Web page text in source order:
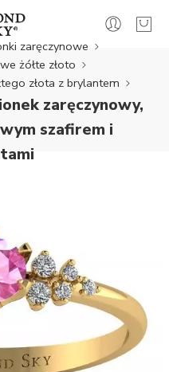
zaręczynowe
żółte złoto
złota z brylantem
zaręczynowy,
szafirem i